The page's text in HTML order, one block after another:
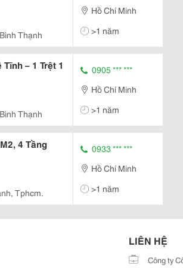
Thạnh
Hồ Chí Minh
>1 năm
– 1 Trệt 1
Thạnh
0905 *** ***
Hồ Chí Minh
>1 năm
4 Tầng
Tphcm.
0933 *** ***
Hồ Chí Minh
>1 năm
LIÊN HỆ
Công ty